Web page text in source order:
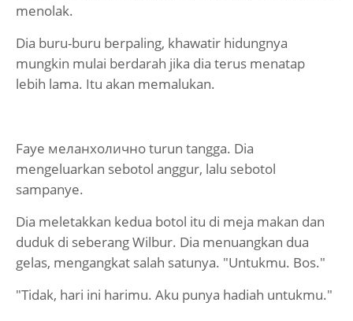
menolak.
Dia buru-buru berpaling, khawatir hidungnya
mungkin mulai berdarah jika dia terus menatap
lebih lama. Itu akan memalukan.
Faye меланхолично turun tangga. Dia
mengeluarkan sebotol anggur, lalu sebotol
sampanye.
Dia meletakkan kedua botol itu di meja makan dan
duduk di seberang Wilbur. Dia menuangkan dua
gelas, mengangkat salah satunya. "Untukmu. Bos."
"Tidak, hari ini harimu. Aku punya hadiah untukmu."